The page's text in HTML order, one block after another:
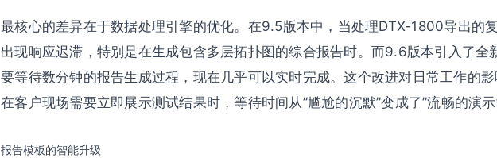
最核心的差异在于数据处理引擎的优化。在9.5版本中，当处理DTX-1800导出的
出现响应迟滞，特别是在生成包含多层拓扑图的综合报告时。而9.6版本引入了全
要等待数分钟的报告生成过程，现在几乎可以实时完成。这个改进对日常工作的影
在客户现场需要立即展示测试结果时，等待时间从”尴尬的沉默”变成了”流畅的演示”
报告模板的智能升级